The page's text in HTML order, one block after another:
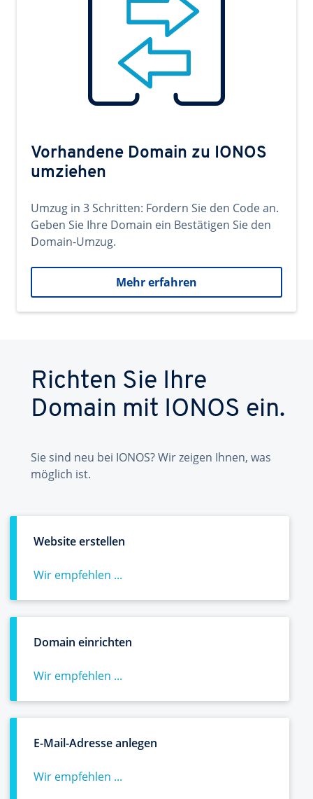
Vorhandene Domain zu IONOS
umziehen
Umzug in 3 Schritten: Fordern Sie den Code an.
Geben Sie Ihre Domain ein Bestätigen Sie den
Domain-Umzug.
Mehr erfahren
Richten Sie Ihre
Domain mit IONOS ein.
Sie sind neu bei IONOS? Wir zeigen Ihnen, was
möglich ist.
Website erstellen
Wir empfehlen ...
Domain einrichten
Wir empfehlen ...
E-Mail-Adresse anlegen
Wir empfehlen ...